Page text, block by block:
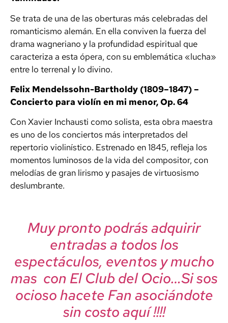
Se trata de una de las oberturas más celebradas del
romanticismo alemán. En ella conviven la fuerza del
drama wagneriano y la profundidad espiritual que
caracteriza a esta ópera, con su emblemática «lucha»
entre lo terrenal y lo divino.
Felix Mendelssohn-Bartholdy (1809–1847) –
Concierto para violín en mi menor, Op. 64
Con Xavier Inchausti como solista, esta obra maestra
es uno de los conciertos más interpretados del
repertorio violinístico. Estrenado en 1845, refleja los
momentos luminosos de la vida del compositor, con
melodías de gran lirismo y pasajes de virtuosismo
deslumbrante.
Muy pronto podrás adquirir
entradas a todos los
espectáculos, eventos y mucho
mas con El Club del Ocio…Si sos
ocioso hacete Fan asociándote
sin costo aquí !!!!